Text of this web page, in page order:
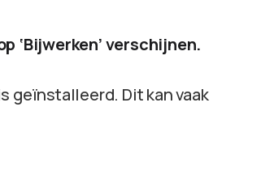
‘Bijwerken’ verschijnen.
geïnstalleerd. Dit kan vaak